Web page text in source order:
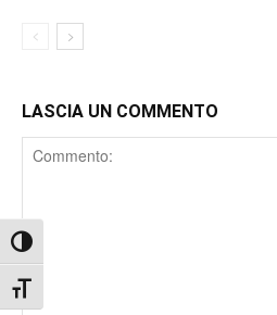
Attiva/disattiva alto contrasto
Attiva/disattiva dimensione testo
LASCIA UN COMMENTO
Comment